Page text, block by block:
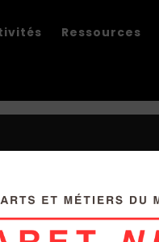
Ressources
on 03/03/2023